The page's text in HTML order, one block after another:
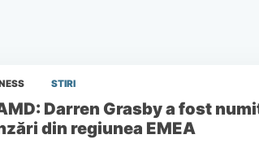
STIRI
Darren Grasby a fost
din regiunea EMEA